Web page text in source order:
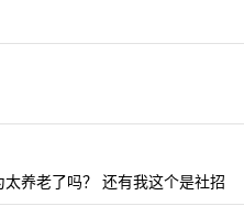
养老了吗？ 还有我这个是社招